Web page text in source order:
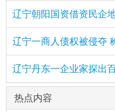
辽宁朝阳国资借资民企
辽宁一商人债权被侵夺
辽宁丹东一企业家探出
热点内容